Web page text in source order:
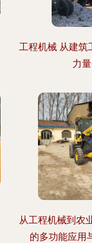
工程机械 从建筑
力
从工程机械到农
的多功能应用